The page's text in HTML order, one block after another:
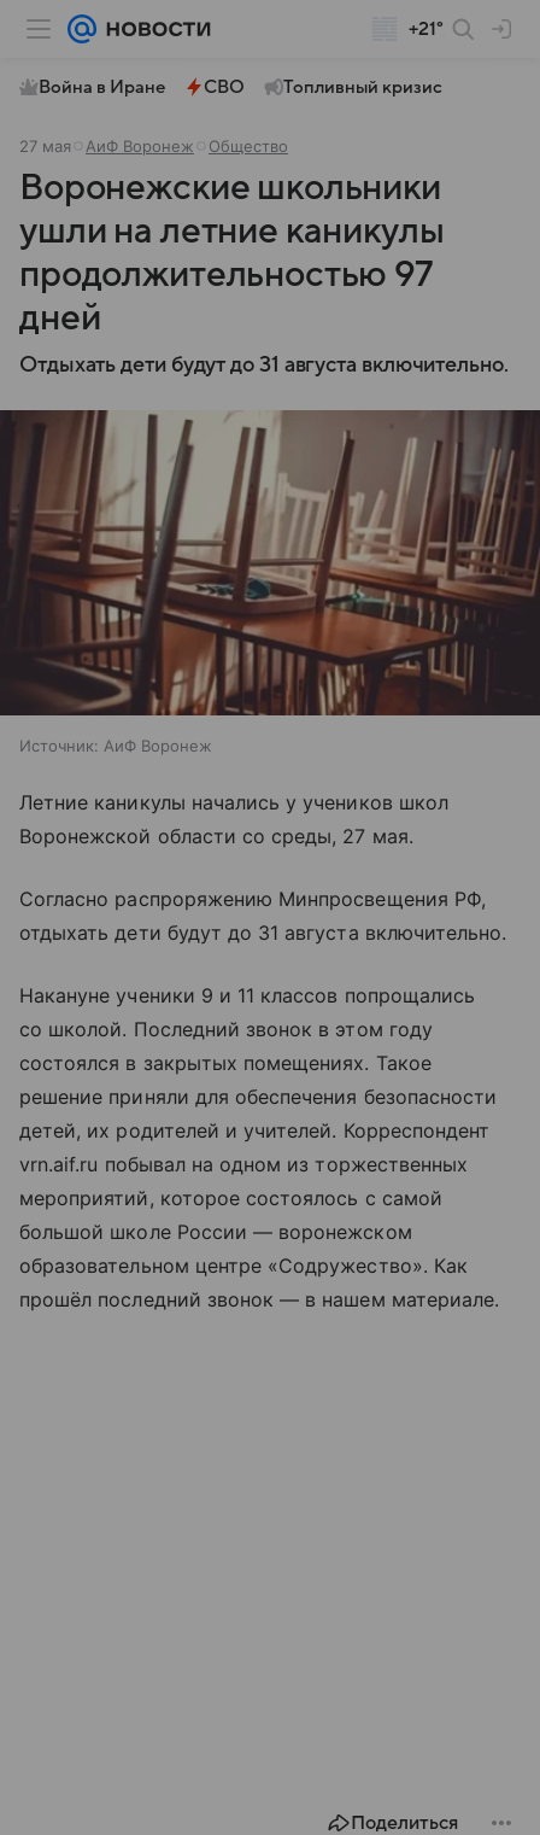
+21°
Война в Иране СВО Топливный кризис
27 мая АиФ Воронеж Общество
Воронежские школьники
ушли на летние каникулы
продолжительностью 97
дней
Отдыхать дети будут до 31 августа включительно.
Источник: АиФ Воронеж
Летние каникулы начались у учеников школ
Воронежской области со среды, 27 мая.
Согласно распроряжению Минпросвещения РФ,
отдыхать дети будут до 31 августа включительно.
Накануне ученики 9 и 11 классов попрощались
со школой. Последний звонок в этом году
состоялся в закрытых помещениях. Такое
решение приняли для обеспечения безопасности
детей, их родителей и учителей. Корреспондент
vrn.aif.ru побывал на одном из торжественных
мероприятий, которое состоялось с самой
большой школе России — воронежском
образовательном центре «Содружество». Как
прошёл последний звонок — в нашем материале.
Поделиться